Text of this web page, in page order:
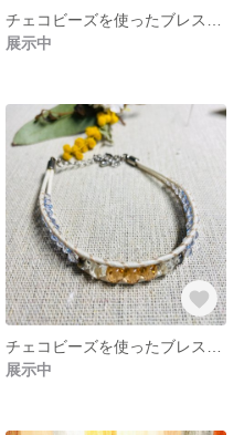
展示中
展示中